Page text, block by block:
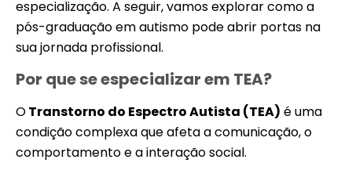
especialização. A seguir, vamos explorar como a
pós-graduação em autismo pode abrir portas na
sua jornada profissional.
Por que se especializar em TEA?
OTranstorno do Espectro Autista (TEA) é uma
condição complexa que afeta a comunicação, o
comportamento e a interação social.